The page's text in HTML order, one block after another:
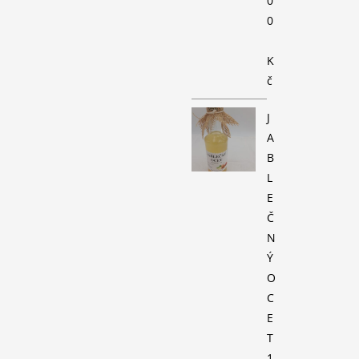
0
K
č
J
A
B
L
E
Č
N
Ý
O
C
E
T